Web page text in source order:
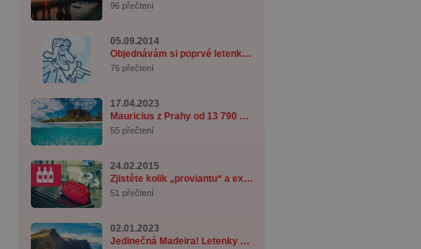
96 přečtení
05.09.2014
Objednávám si poprvé letenku - co musím věd ...
76 přečtení
17.04.2023
Mauricius z Prahy od 13 790 Kč se zavazadle ...
55 přečtení
24.02.2015
Zjistěte kolik „proviantu“ a exotického tab ...
51 přečtení
02.01.2023
Jedinečná Madeira! Letenky z Prahy od 3 890 ...